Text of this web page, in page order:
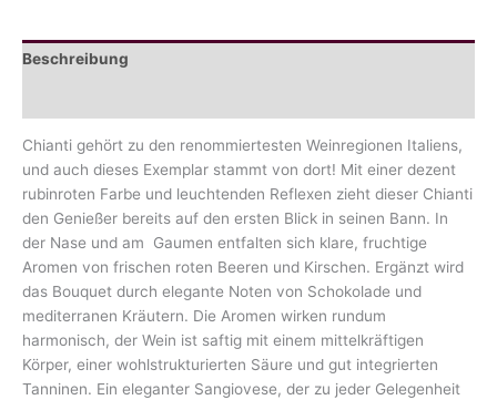
Beschreibung
Chianti gehört zu den renommiertesten Weinregionen Italiens,
und auch dieses Exemplar stammt von dort! Mit einer dezent
rubinroten Farbe und leuchtenden Reflexen zieht dieser Chianti
den Genießer bereits auf den ersten Blick in seinen Bann. In
der Nase und am Gaumen entfalten sich klare, fruchtige
Aromen von frischen roten Beeren und Kirschen. Ergänzt wird
das Bouquet durch elegante Noten von Schokolade und
mediterranen Kräutern. Die Aromen wirken rundum
harmonisch, der Wein ist saftig mit einem mittelkräftigen
Körper, einer wohlstrukturierten Säure und gut integrierten
Tanninen. Ein eleganter Sangiovese, der zu jeder Gelegenheit